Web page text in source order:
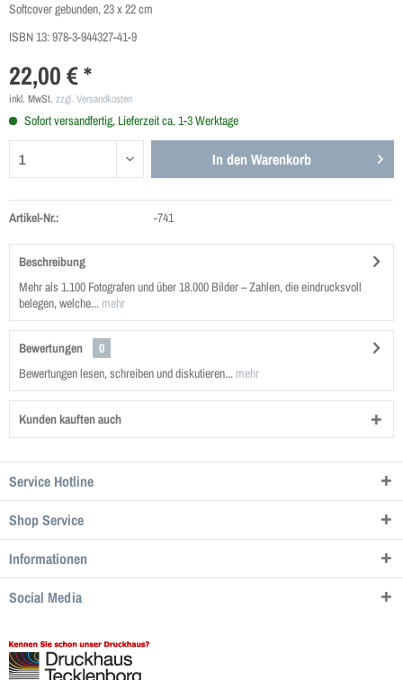
Softcover gebunden, 23 x 22 cm
ISBN 13:978-3-944327-41-9
22,00 € *
inkl. MwSt. zzgl. Versandkosten
Sofort versandfertig, Lieferzeit ca. 1-3 Werktage
In den Warenkorb
Artikel-Nr.: -741
Beschreibung
Mehr als 1.100 Fotografen und über 18.000 Bilder – Zahlen, die eindrucksvoll
belegen, welche... mehr
Bewertungen
0
Bewertungen lesen, schreiben und diskutieren... mehr
Kunden kauften auch
Service Hotline
Shop Service
Informationen
Social Media